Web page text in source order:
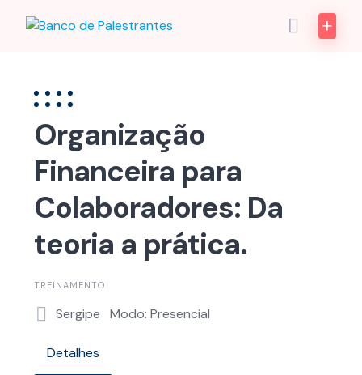
Organização
Financeira para
Colaboradores: Da
teoria a prática.
TREINAMENTO
Sergipe Modo: Presencial
Detalhes